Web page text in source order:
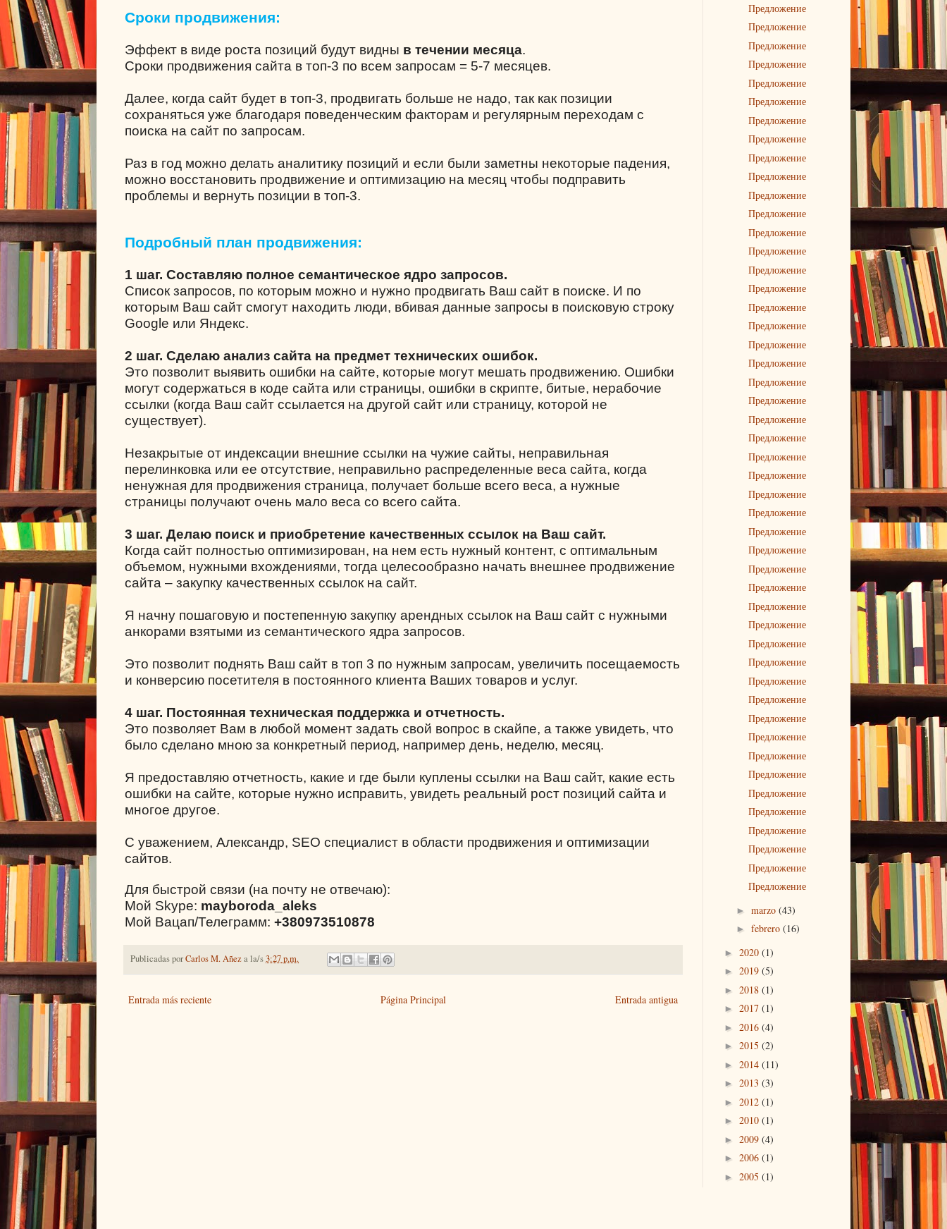
Сроки продвижения:
Эффект в виде роста позиций будут видны в течении месяца.
Сроки продвижения сайта в топ-3 по всем запросам = 5-7 месяцев.
Далее, когда сайт будет в топ-3, продвигать больше не надо, так как позиции
сохраняться уже благодаря поведенческим факторам и регулярным переходам с
поиска на сайт по запросам.
Раз в год можно делать аналитику позиций и если были заметны некоторые падения,
можно восстановить продвижение и оптимизацию на месяц чтобы подправить
проблемы и вернуть позиции в топ-3.
Подробный план продвижения:
1 шаг. Составляю полное семантическое ядро запросов.
Список запросов, по которым можно и нужно продвигать Ваш сайт в поиске. И по
которым Ваш сайт смогут находить люди, вбивая данные запросы в поисковую строку
Google или Яндекс.
2 шаг. Сделаю анализ сайта на предмет технических ошибок.
Это позволит выявить ошибки на сайте, которые могут мешать продвижению. Ошибки
могут содержаться в коде сайта или страницы, ошибки в скрипте, битые, нерабочие
ссылки (когда Ваш сайт ссылается на другой сайт или страницу, которой не
существует).
Незакрытые от индексации внешние ссылки на чужие сайты, неправильная
перелинковка или ее отсутствие, неправильно распределенные веса сайта, когда
ненужная для продвижения страница, получает больше всего веса, а нужные
страницы получают очень мало веса со всего сайта.
3 шаг. Делаю поиск и приобретение качественных ссылок на Ваш сайт.
Когда сайт полностью оптимизирован, на нем есть нужный контент, с оптимальным
объемом, нужными вхождениями, тогда целесообразно начать внешнее продвижение
сайта – закупку качественных ссылок на сайт.
Я начну пошаговую и постепенную закупку арендных ссылок на Ваш сайт с нужными
анкорами взятыми из семантического ядра запросов.
Это позволит поднять Ваш сайт в топ 3 по нужным запросам, увеличить посещаемость
и конверсию посетителя в постоянного клиента Ваших товаров и услуг.
4 шаг. Постоянная техническая поддержка и отчетность.
Это позволяет Вам в любой момент задать свой вопрос в скайпе, а также увидеть, что
было сделано мною за конкретный период, например день, неделю, месяц.
Я предоставляю отчетность, какие и где были куплены ссылки на Ваш сайт, какие есть
ошибки на сайте, которые нужно исправить, увидеть реальный рост позиций сайта и
многое другое.
С уважением, Александр, SEO специалист в области продвижения и оптимизации
сайтов.
Для быстрой связи (на почту не отвечаю):
Мой Skype: mayboroda_aleks
Мой Вацап/Телеграмм: +380973510878
Publicadas porCarlos M. Añeza la/s3:27 p.m.
Entrada más reciente Entrada antigua
Página Principal
Предложение
Предложение
Предложение
Предложение
Предложение
Предложение
Предложение
Предложение
Предложение
Предложение
Предложение
Предложение
Предложение
Предложение
Предложение
Предложение
Предложение
Предложение
Предложение
Предложение
Предложение
Предложение
Предложение
Предложение
Предложение
Предложение
Предложение
Предложение
Предложение
Предложение
Предложение
Предложение
Предложение
Предложение
Предложение
Предложение
Предложение
Предложение
Предложение
Предложение
Предложение
Предложение
Предложение
Предложение
Предложение
Предложение
Предложение
Предложение
► marzo (43)
► febrero (16)
► 2020 (1)
► 2019 (5)
► 2018 (1)
► 2017 (1)
► 2016 (4)
► 2015 (2)
► 2014 (11)
► 2013 (3)
► 2012 (1)
► 2010 (1)
► 2009 (4)
► 2006 (1)
► 2005 (1)